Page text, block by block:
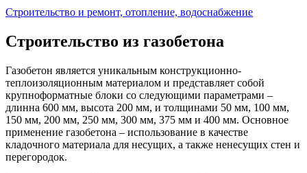
Строительство и ремонт, отопление, водоснабжение
Строительство из газобетона
Газобетон является уникальным конструкционно-
теплоизоляционным материалом и представляет собой
крупноформатные блоки со следующими параметрами –
длинна 600 мм, высота 200 мм, и толщинами 50 мм, 100 мм,
150 мм, 200 мм, 250 мм, 300 мм, 375 мм и 400 мм. Основное
применение газобетона – использование в качестве
кладочного материала для несущих, а также ненесущих стен и
перегородок.